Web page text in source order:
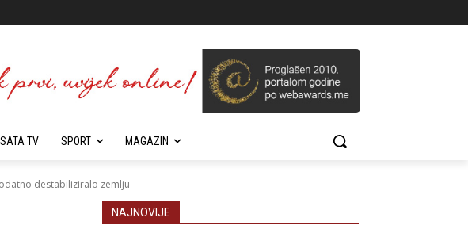
TV SPORT MAGAZIN
destabiliziralo zemlju
NAJNOVIJE